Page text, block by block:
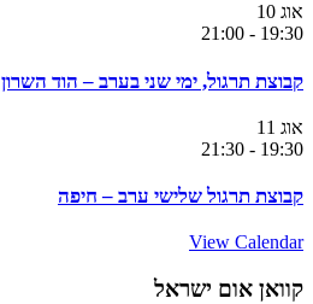
אוג 10
19:30
-
21:00
קבוצת תרגול, ימי שני בערב – הוד השרון
אוג 11
19:30
-
21:30
קבוצת תרגול שלישי ערב – חיפה
View Calendar
קוואן אום ישראל